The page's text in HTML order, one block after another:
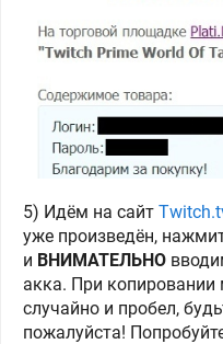
5) Идём на сайт
уже произведён,
и ВНИМАТЕЛЬНО
акка. При копировании
случайно и пробел,
пожалуйста!